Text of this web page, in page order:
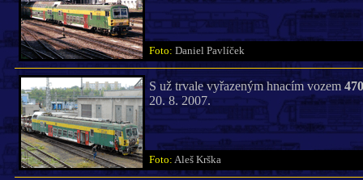
Foto: Daniel Pavlíček
S už trvale vyřazeným hnacím vozem
20. 8. 2007.
Foto: Aleš Krška